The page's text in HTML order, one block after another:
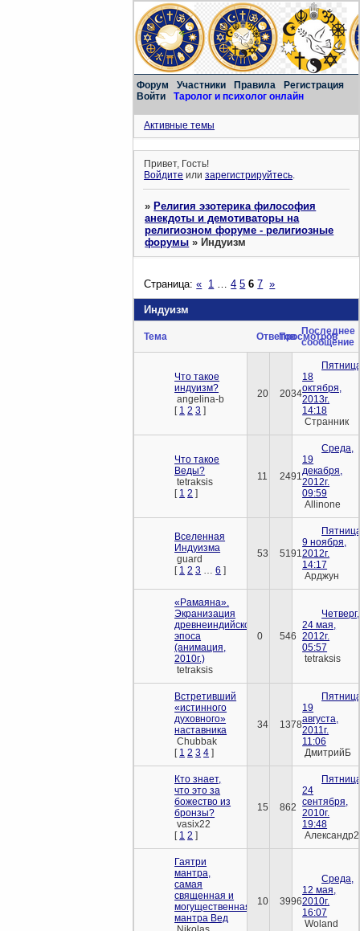
Форум Участники Правила
Регистрация
Войти
Таролог и психолог онлайн
Активные темы
Привет, Гость!
Войдите илизарегистрируйтесь.
»Религия эзотерика философия
анекдоты и демотиваторы на
религиозном форуме - религиозные
форумы »Индуизм
Индуизм
Страница:« 1 4 5 6 7 »
Тема ОтветовПросмотров
Последнее
сообщение
Что такое
индуизм?
angelina-b
[ 1 2 3 ]
20 2034
18
октября,
2013г.
14:18
Cтранник
Что такое
Веды?
tetraksis
[ 1 2 ]
11 2491
Среда,
19
декабря,
2012г.
09:59
Allinone
Вселенная
Индуизма
guard
[ 1 2 3 6 ]
53 5191
9 ноября,
2012г.
14:17
Арджун
«Рамаяна».
Экранизация
древнеиндийского
эпоса
(анимация,
2010г.)
tetraksis
0 546
Четверг,
24 мая,
2012г.
05:57
tetraksis
Встретивший
«истинного
духовного»
наставника
Chubbak
[ 1 2 3 4 ]
34 1378
19
августа,
2011г.
11:06
ДмитрийБ
Кто знает,
что это за
божество из
бронзы?
vasix22
[ 1 2 ]
15 862
24
сентября,
2010г.
19:48
Гаятри
мантра,
самая
священная и
могущественная
мантра Вед
10 3996
Среда,
12 мая,
2010г.
16:07
Woland